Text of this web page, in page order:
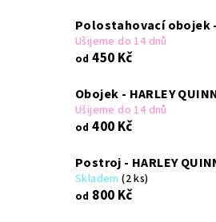
Polostahovací obojek -
Ušijeme do 14 dnů
od 450 Kč
Obojek - HARLEY
Ušijeme do 14 dnů
od 400 Kč
Postroj - HARLEY
Skladem(2 ks)
od 800 Kč